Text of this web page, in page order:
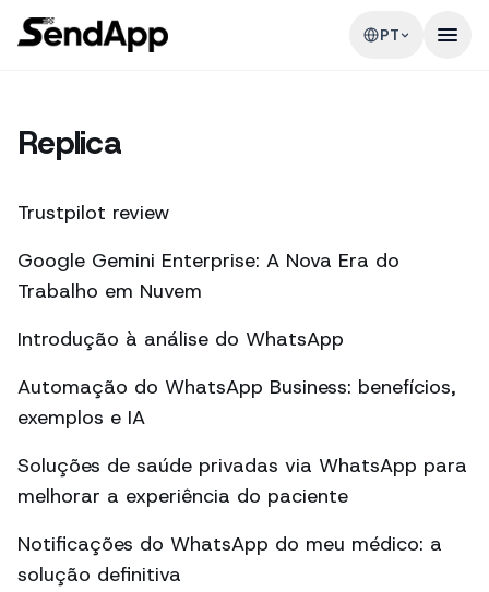
PT
Replica
Trustpilot review
Google Gemini Enterprise: A Nova Era do
Trabalho em Nuvem
Introdução à análise do WhatsApp
Automação do WhatsApp Business: benefícios,
exemplos e IA
Soluções de saúde privadas via WhatsApp para
melhorar a experiência do paciente
Notificações do WhatsApp do meu médico: a
solução definitiva